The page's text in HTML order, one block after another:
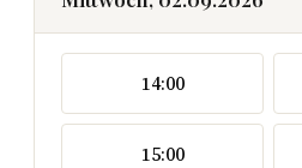
14:00
15:00